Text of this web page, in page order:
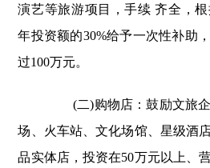
演艺等旅游项目，手续 齐全，
年投资额的30%给予一次性补助
过100万元。
(二)购物店：鼓励文旅企
场、火车站、文化场馆、星级酒
品实体店，投资在50万元以上、